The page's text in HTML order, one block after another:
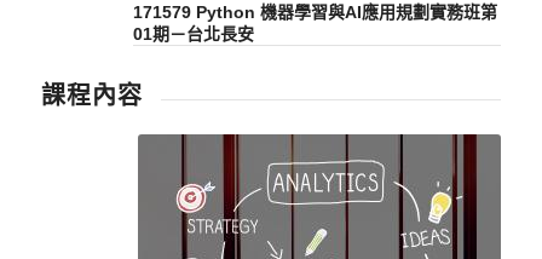
171579 Python 機器學習與AI應用規劃實務班第
01期－台北長安
課程內容